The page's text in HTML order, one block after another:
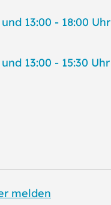
13:00 - 18:00 Uhr
13:00 - 15:30 Uhr
melden